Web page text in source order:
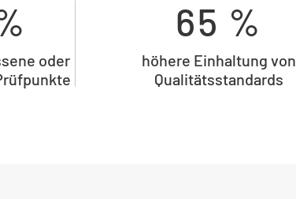
oder
65 %
höhere Einhaltung von
Qualitätsstandards